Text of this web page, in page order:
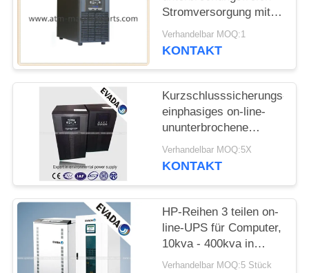
Stromversorgung mit
der reinen Sinus-Welle,
besonders angefertigt
Verhandelbar MOQ:1
KONTAKT
Kurzschlusssicherungs-
einphasiges on-line-
ununterbrochene
Stromversorgung
UPSs für
Verhandelbar MOQ:5X
KONTAKT
HP-Reihen 3 teilen on-
line-UPS für Computer,
10kva - 400kva in
Phasen ein
Verhandelbar MOQ:5 Stück